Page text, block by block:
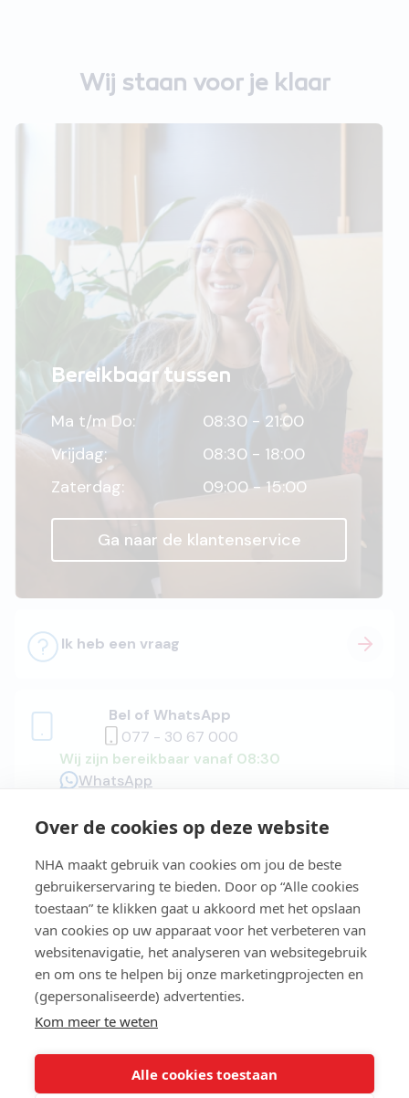
Over de cookies op deze website
NHA maakt gebruik van cookies om jou de beste
gebruikerservaring te bieden. Door op “Alle cookies
toestaan” te klikken gaat u akkoord met het opslaan
van cookies op uw apparaat voor het verbeteren van
websitenavigatie, het analyseren van websitegebruik
en om ons te helpen bij onze marketingprojecten en
(gepersonaliseerde) advertenties.
Kom meer te weten
Alle cookies toestaan
Wij staan voor je klaar
Bereikbaar tussen
Ma t/m Do:
08:30 - 21:00
Vrijdag:
08:30 - 18:00
Zaterdag:
09:00 - 15:00
Ga naar de klantenservice
Ik heb een vraag
Bel of WhatsApp
077 - 30 67 000
Wij zijn bereikbaar vanaf 08:30
WhatsApp
Easy Learning®
Studiegids
NHA Zakelijk